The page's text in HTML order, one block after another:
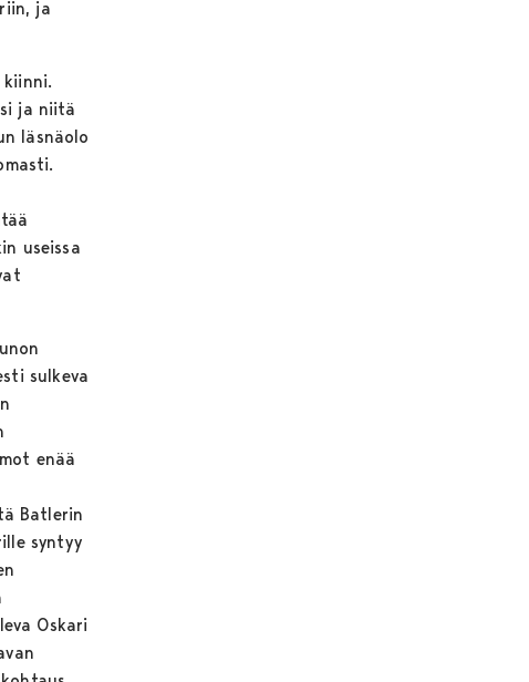
ja
kiinni.
ja niitä
läsnäolo
useissa
sulkeva
enää
Batlerin
syntyy
Oskari